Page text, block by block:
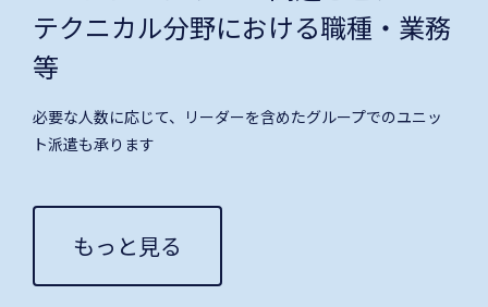
テクニカル分野における職種・業務
等
必要な人数に応じて、リーダーを含めたグループでのユニッ
ト派遣も承ります
もっと見る